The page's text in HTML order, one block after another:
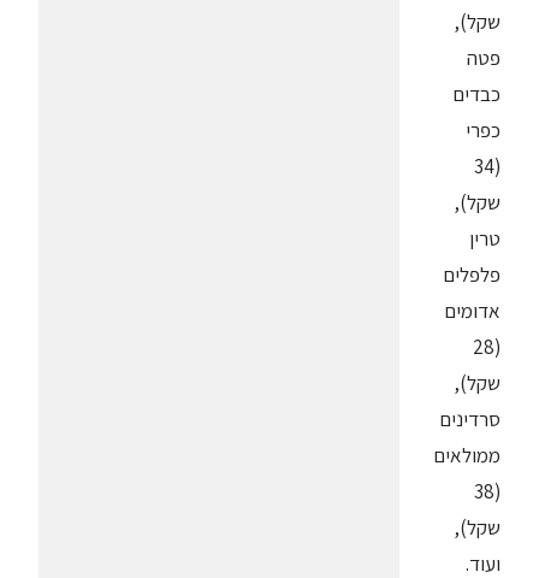
שקל),
פטה
כבדים
כפרי
(34
שקל),
טרין
פלפלים
אדומים
(28
שקל),
סרדינים
ממולאים
(38
שקל),
ועוד.